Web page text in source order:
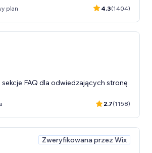
plan 4.3(1404)
FAQ dla odwiedzających stronę
2.7(1158)
Zweryfikowana przez Wix